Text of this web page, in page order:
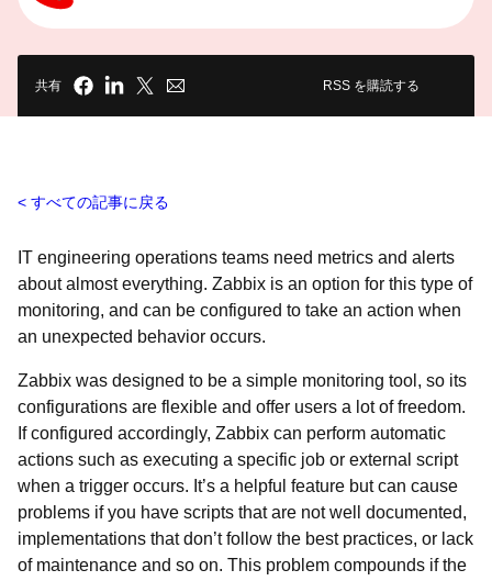
共有 RSS を購読する
すべての記事に戻る
IT engineering operations teams need metrics and alerts
about almost everything. Zabbix is an option for this type of
monitoring, and can be configured to take an action when
an unexpected behavior occurs.
Zabbix was designed to be a simple monitoring tool, so its
configurations are flexible and offer users a lot of freedom.
If configured accordingly, Zabbix can perform automatic
actions such as executing a specific job or external script
when a trigger occurs. It’s a helpful feature but can cause
problems if you have scripts that are not well documented,
implementations that don’t follow the best practices, or lack
of maintenance and so on. This problem compounds if the